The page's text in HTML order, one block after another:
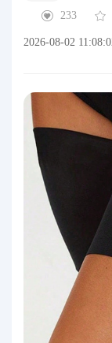
233
2026-08-02